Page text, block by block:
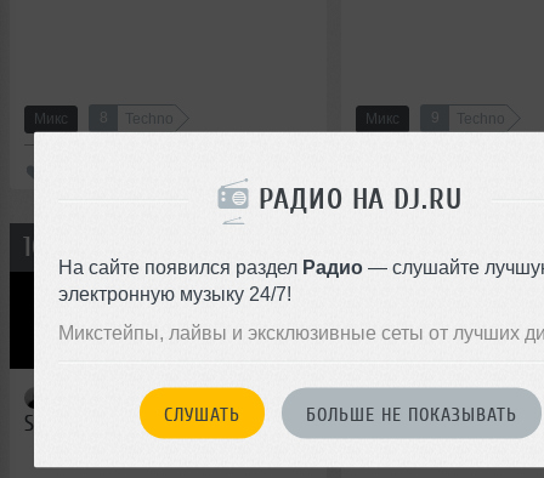
РАДИО НА DJ.RU
На сайте появился раздел Радио — слушайте
электронную музыку 24/7!
Микстейпы, лайвы и эксклюзивные сеты от лучших
СЛУШАТЬ БОЛЬШЕ НЕ ПОКАЗЫВАТЬ
Микс 8 Techno Микс 9 Techno
10
Selected music #9 Pressure Line #2 –